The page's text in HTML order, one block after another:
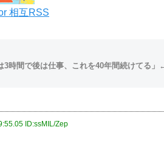
相互RSS
3時間で後は仕事、これを40年間続けてる
ID:ssMIL/Zep